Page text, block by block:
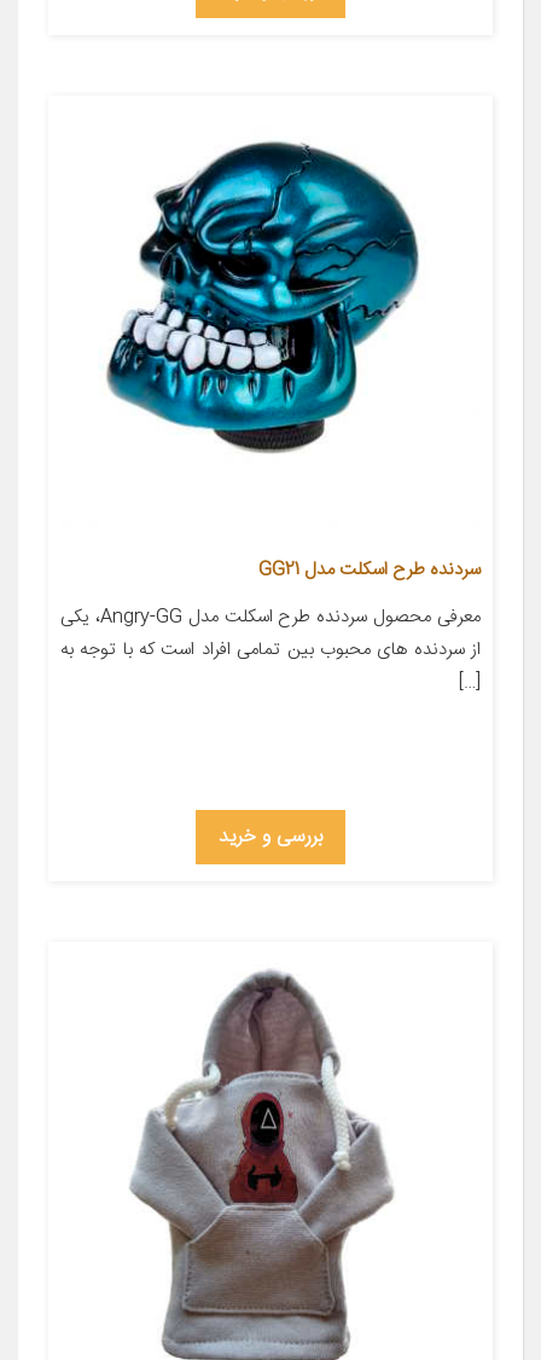
سردنده طرح اسکلت مدل GG21
معرفی محصول سردنده طرح اسکلت مدل Angry-GG، یکی
از سردنده های محبوب بین تمامی افراد است که با توجه به
[…]
بررسی و خرید